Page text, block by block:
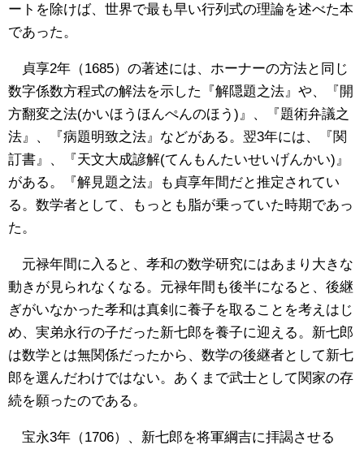
ートを除けば、世界で最も早い行列式の理論を述べた本
であった。
貞享2年（1685）の著述には、ホーナーの方法と同じ
数字係数方程式の解法を示した『解隠題之法』や、『開
方翻変之法(かいほうほんぺんのほう)』、『題術弁議之
法』、『病題明致之法』などがある。翌3年には、『関
訂書』、『天文大成諺解(てんもんたいせいげんかい)』
がある。『解見題之法』も貞享年間だと推定されてい
る。数学者として、もっとも脂が乗っていた時期であっ
た。
元禄年間に入ると、孝和の数学研究にはあまり大きな
動きが見られなくなる。元禄年間も後半になると、後継
ぎがいなかった孝和は真剣に養子を取ることを考えはじ
め、実弟永行の子だった新七郎を養子に迎える。新七郎
は数学とは無関係だったから、数学の後継者として新七
郎を選んだわけではない。あくまで武士として関家の存
続を願ったのである。
宝永3年（1706）、新七郎を将軍綱吉に拝謁させる